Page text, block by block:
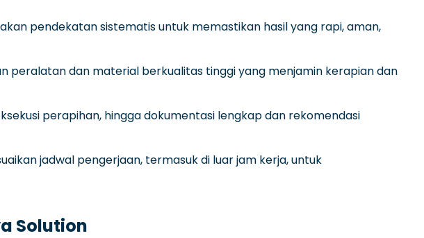
pendekatan sistematis untuk memastikan hasil yang rapi, aman,
peralatan dan material berkualitas tinggi yang menjamin kerapian dan
perapihan, hingga dokumentasi lengkap dan rekomendasi
jadwal pengerjaan, termasuk di luar jam kerja, untuk
Solution